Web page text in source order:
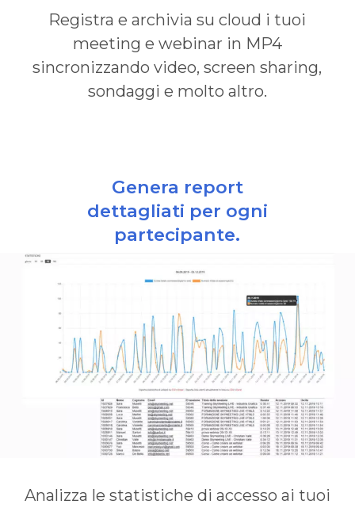
Registra e archivia su cloud i tuoi
meeting e webinar in MP4
sincronizzando video, screen sharing,
sondaggi e molto altro.
Genera report
dettagliati per ogni
partecipante.
Analizza le statistiche di accesso ai tuoi